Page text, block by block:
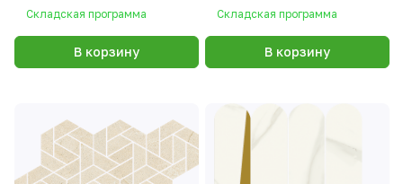
Складская программа
В корзину
Складская программа
В корзину